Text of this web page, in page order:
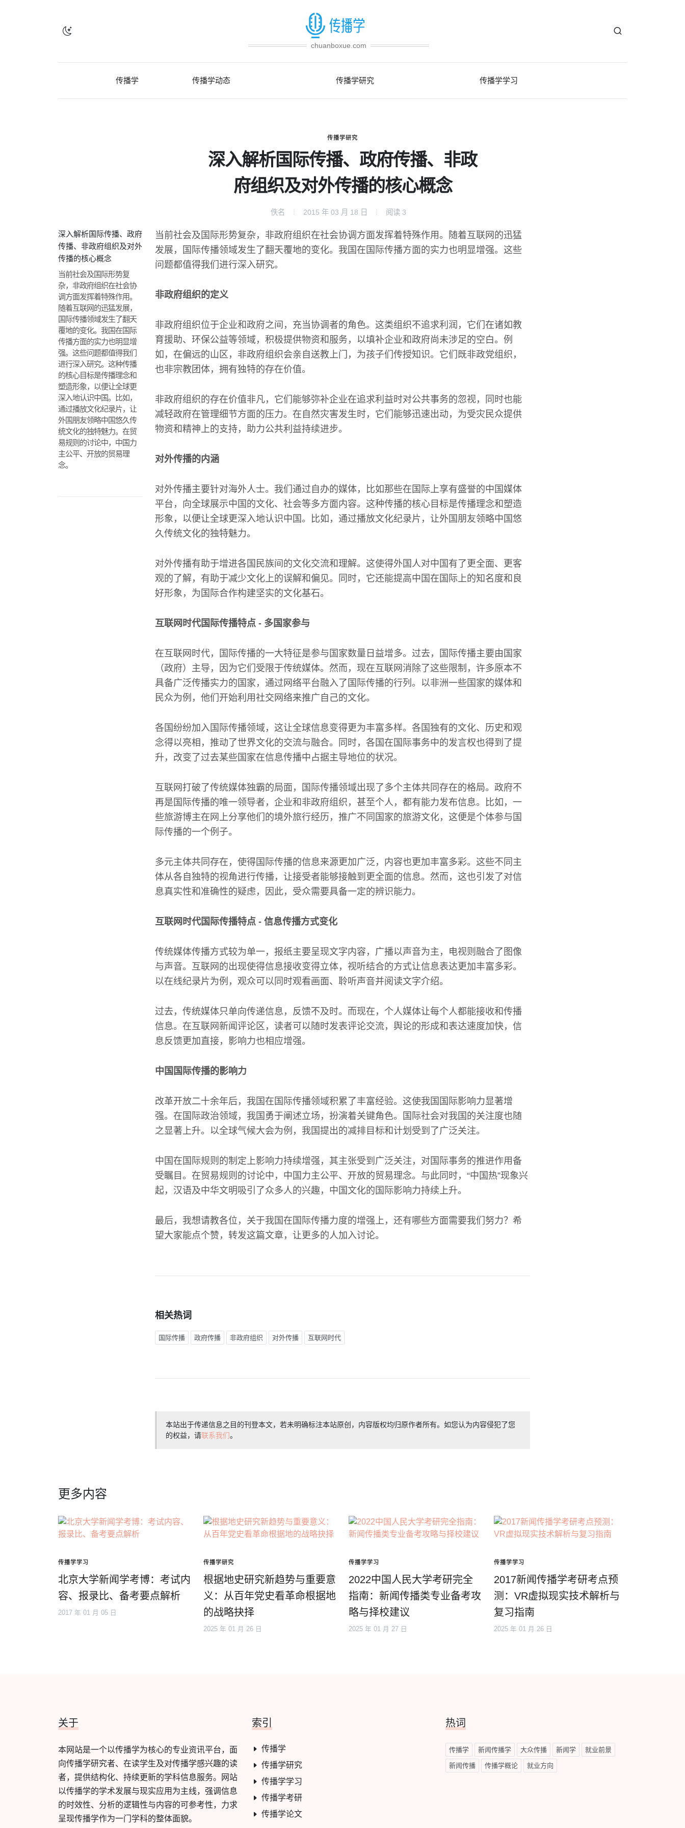
chuanboxue.com
传播学 传播学动态 传播学研究 传播学学习
传播学研究
深入解析国际传播、政府传播、非政
府组织及对外传播的核心概念
佚名 2015 年 03 月 18 日 阅读 3
深入解析国际传播、政府
传播、非政府组织及对外
传播的核心概念
当前社会及国际形势复
杂，非政府组织在社会协
调方面发挥着特殊作用。
随着互联网的迅猛发展，
国际传播领域发生了翻天
覆地的变化。我国在国际
传播方面的实力也明显增
强。这些问题都值得我们
进行深入研究。这种传播
的核心目标是传播理念和
塑造形象，以便让全球更
深入地认识中国。比如，
通过播放文化纪录片，让
外国朋友领略中国悠久传
统文化的独特魅力。在贸
易规则的讨论中，中国力
主公平、开放的贸易理
念。
当前社会及国际形势复杂，非政府组织在社会协调方面发挥着特殊作用。随着互联网的迅猛
发展，国际传播领域发生了翻天覆地的变化。我国在国际传播方面的实力也明显增强。这些
问题都值得我们进行深入研究。
非政府组织的定义
非政府组织位于企业和政府之间，充当协调者的角色。这类组织不追求利润，它们在诸如教
育援助、环保公益等领域，积极提供物资和服务，以填补企业和政府尚未涉足的空白。例
如，在偏远的山区，非政府组织会亲自送教上门，为孩子们传授知识。它们既非政党组织，
也非宗教团体，拥有独特的存在价值。
非政府组织的存在价值非凡，它们能够弥补企业在追求利益时对公共事务的忽视，同时也能
减轻政府在管理细节方面的压力。在自然灾害发生时，它们能够迅速出动，为受灾民众提供
物资和精神上的支持，助力公共利益持续进步。
对外传播的内涵
对外传播主要针对海外人士。我们通过自办的媒体，比如那些在国际上享有盛誉的中国媒体
平台，向全球展示中国的文化、社会等多方面内容。这种传播的核心目标是传播理念和塑造
形象，以便让全球更深入地认识中国。比如，通过播放文化纪录片，让外国朋友领略中国悠
久传统文化的独特魅力。
对外传播有助于增进各国民族间的文化交流和理解。这使得外国人对中国有了更全面、更客
观的了解，有助于减少文化上的误解和偏见。同时，它还能提高中国在国际上的知名度和良
好形象，为国际合作构建坚实的文化基石。
互联网时代国际传播特点 - 多国家参与
在互联网时代，国际传播的一大特征是参与国家数量日益增多。过去，国际传播主要由国家
（政府）主导，因为它们受限于传统媒体。然而，现在互联网消除了这些限制，许多原本不
具备广泛传播实力的国家，通过网络平台融入了国际传播的行列。以非洲一些国家的媒体和
民众为例，他们开始利用社交网络来推广自己的文化。
各国纷纷加入国际传播领域，这让全球信息变得更为丰富多样。各国独有的文化、历史和观
念得以亮相，推动了世界文化的交流与融合。同时，各国在国际事务中的发言权也得到了提
升，改变了过去某些国家在信息传播中占据主导地位的状况。
互联网打破了传统媒体独霸的局面，国际传播领域出现了多个主体共同存在的格局。政府不
再是国际传播的唯一领导者，企业和非政府组织，甚至个人，都有能力发布信息。比如，一
些旅游博主在网上分享他们的境外旅行经历，推广不同国家的旅游文化，这便是个体参与国
际传播的一个例子。
多元主体共同存在，使得国际传播的信息来源更加广泛，内容也更加丰富多彩。这些不同主
体从各自独特的视角进行传播，让接受者能够接触到更全面的信息。然而，这也引发了对信
息真实性和准确性的疑虑，因此，受众需要具备一定的辨识能力。
互联网时代国际传播特点 - 信息传播方式变化
传统媒体传播方式较为单一，报纸主要呈现文字内容，广播以声音为主，电视则融合了图像
与声音。互联网的出现使得信息接收变得立体，视听结合的方式让信息表达更加丰富多彩。
以在线纪录片为例，观众可以同时观看画面、聆听声音并阅读文字介绍。
过去，传统媒体只单向传递信息，反馈不及时。而现在，个人媒体让每个人都能接收和传播
信息。在互联网新闻评论区，读者可以随时发表评论交流，舆论的形成和表达速度加快，信
息反馈更加直接，影响力也相应增强。
中国国际传播的影响力
改革开放二十余年后，我国在国际传播领域积累了丰富经验。这使我国国际影响力显著增
强。在国际政治领域，我国勇于阐述立场，扮演着关键角色。国际社会对我国的关注度也随
之显著上升。以全球气候大会为例，我国提出的减排目标和计划受到了广泛关注。
中国在国际规则的制定上影响力持续增强，其主张受到广泛关注，对国际事务的推进作用备
受瞩目。在贸易规则的讨论中，中国力主公平、开放的贸易理念。与此同时，“中国热”现象兴
起，汉语及中华文明吸引了众多人的兴趣，中国文化的国际影响力持续上升。
最后，我想请教各位，关于我国在国际传播力度的增强上，还有哪些方面需要我们努力？希
望大家能点个赞，转发这篇文章，让更多的人加入讨论。
相关热词
国际传播 政府传播 非政府组织 对外传播 互联网时代
本站出于传递信息之目的刊登本文，若未明确标注本站原创，内容版权均归原作者所有。如您认为内容侵犯了您
的权益，请联系我们。
更多内容
传播学学习
北京大学新闻学考博：考试内
容、报录比、备考要点解析
2017 年 01 月 05 日
传播学研究
根据地史研究新趋势与重要意
义：从百年党史看革命根据地
的战略抉择
2025 年 01 月 26 日
传播学学习
2022中国人民大学考研完全
指南：新闻传播类专业备考攻
略与择校建议
2025 年 01 月 27 日
传播学学习
2017新闻传播学考研考点预
测：VR虚拟现实技术解析与
复习指南
2025 年 01 月 26 日
关于
本网站是一个以传播学为核心的专业资讯平台，面
向传播学研究者、在读学生及对传播学感兴趣的读
者，提供结构化、持续更新的学科信息服务。网站
以传播学的学术发展与现实应用为主线，强调信息
的时效性、分析的逻辑性与内容的可参考性，力求
呈现传播学作为一门学科的整体面貌。
索引
传播学
传播学研究
传播学学习
传播学考研
传播学论文
热词
传播学 新闻传播学 大众传播 新闻学 就业前景
新闻传播 传播学概论 就业方向